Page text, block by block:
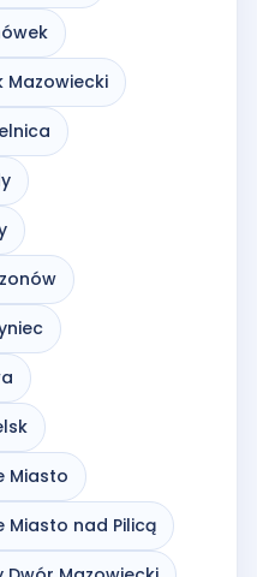
Mazowiecki
Miasto
Miasto nad Pilicą